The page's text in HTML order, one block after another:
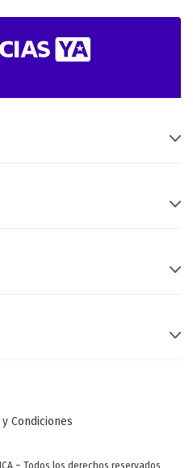
Condiciones
– Todos los derechos reservados